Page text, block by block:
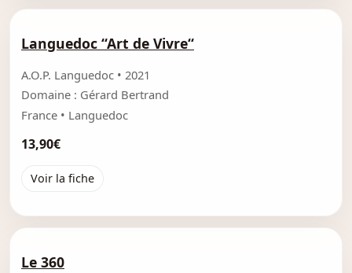
Languedoc “Art de Vivre“
A.O.P. Languedoc • 2021
Domaine : Gérard Bertrand
France • Languedoc
13,90€
Voir la fiche
Le 360